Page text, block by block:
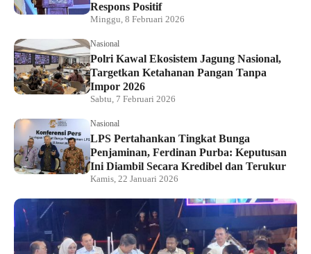
Respons Positif
Minggu, 8 Februari 2026
Nasional
Polri Kawal Ekosistem Jagung Nasional,
Targetkan Ketahanan Pangan Tanpa
Impor 2026
Sabtu, 7 Februari 2026
Nasional
LPS Pertahankan Tingkat Bunga
Penjaminan, Ferdinan Purba: Keputusan
Ini Diambil Secara Kredibel dan Terukur
Kamis, 22 Januari 2026